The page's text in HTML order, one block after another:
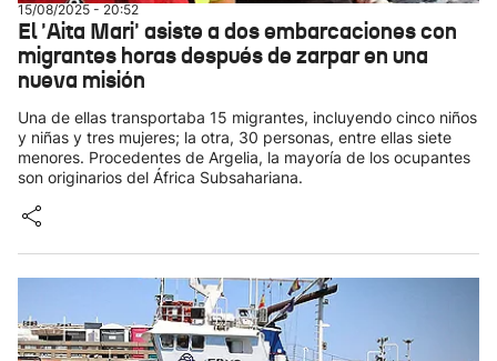
15/08/2025 - 20:52
El 'Aita Mari' asiste a dos embarcaciones con
migrantes horas después de zarpar en una
nueva misión
Una de ellas transportaba 15 migrantes, incluyendo cinco niños
y niñas y tres mujeres; la otra, 30 personas, entre ellas siete
menores. Procedentes de Argelia, la mayoría de los ocupantes
son originarios del África Subsahariana.